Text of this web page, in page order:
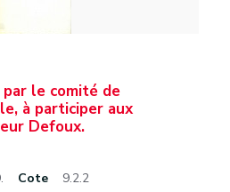
le comité de
à participer aux
Defoux.
Cote 9.2.2